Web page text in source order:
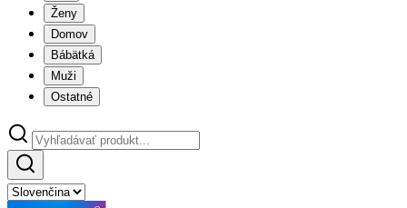
Ženy
Domov
Bábätká
Muži
Ostatné